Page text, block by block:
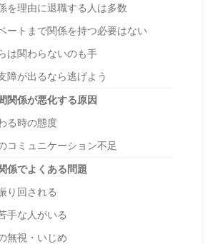
を理由に退職する人は多数
ートまで関係を持つ必要はない
は関わらないのも手
障が出るなら逃げよう
関係が悪化する原因
る時の態度
コミュニケーション不足
係でよくある問題
り回される
手な人がいる
無視・いじめ